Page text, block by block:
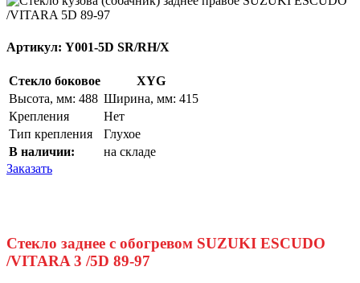
Артикул: Y001-5D SR/RH/X
Стекло боковое
XYG
Высота, мм: 488 Ширина, мм: 415
Крепления
Нет
Тип крепления
Глухое
В наличии:
на складе
Заказать
Стекло заднее с обогревом SUZUKI ESCUDO
/VITARA 3 /5D 89-97